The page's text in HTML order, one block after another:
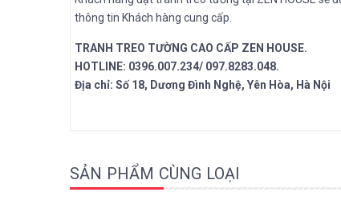
thông tin Khách hàng cung cấp.
TRANH TREO TƯỜNG CAO CẤP ZEN HOUSE.
HOTLINE: 0396.007.234/ 097.8283.048.
Địa chỉ: Số 18, Dương Đình Nghệ, Yên Hòa, Hà Nội
SẢN PHẨM CÙNG LOẠI